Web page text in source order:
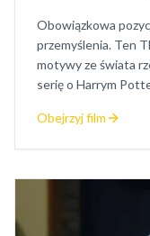
Obowiązkowa
przemyślenia. Ten
motywy ze świata
serię o Harrym
Obejrzyj film